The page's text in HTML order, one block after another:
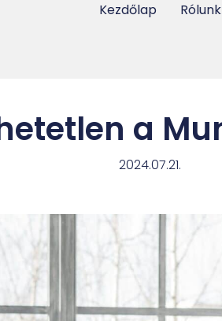
Kezdőlap Rólunk
a
2024.07.21.